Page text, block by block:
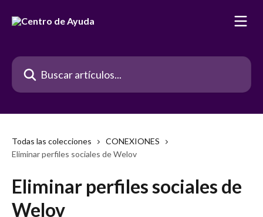
Buscar artículos...
Todas las colecciones
CONEXIONES
Eliminar perfiles sociales de Welov
Eliminar perfiles sociales de
Welov